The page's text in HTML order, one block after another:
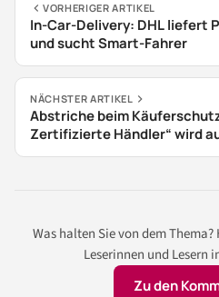
VORHERIGER ARTIKEL
In-Car-Delivery: DHL liefert
und sucht Smart-Fahrer
NÄCHSTER ARTIKEL
Abstriche beim
Zertifizierte Händler“ wird
Was halten Sie von dem
Leserinnen und Lesern
Zu den